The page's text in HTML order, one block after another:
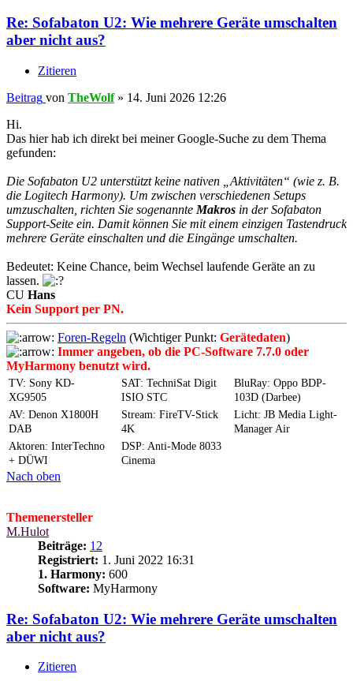
Re: Sofabaton U2: Wie mehrere Geräte umschalten
aber nicht aus?
Zitieren
Beitrag von TheWolf» 14. Juni 2026 12:26
Hi.
Das hier hab ich direkt bei meiner Google-Suche zu dem Thema
gefunden:
Die Sofabaton U2 unterstützt keine nativen „Aktivitäten“ (wie z. B.
die Logitech Harmony). Um zwischen verschiedenen Setups
umzuschalten, richten Sie sogenannte Makros in der Sofabaton
Support-Seite ein. Damit können Sie mit einem einzigen Tastendruck
mehrere Geräte einschalten und die Eingänge umschalten.
Bedeutet: Keine Chance, beim Wechsel laufende Geräte an zu
lassen.
CU Hans
Kein Support per PN.
Foren-Regeln (Wichtiger Punkt: Gerätedaten)
Immer angeben, ob die PC-Software 7.7.0 oder
MyHarmony benutzt wird.
TV: Sony KD-
XG9505
SAT: TechniSat Digit
ISIO STC
BluRay: Oppo BDP-
103D (Darbee)
AV: Denon X1800H
DAB
Stream: FireTV-Stick
4K
Licht: JB Media Light-
Manager Air
Aktoren: InterTechno
+ DÜWI
DSP: Anti-Mode 8033
Cinema
Nach oben
Themenersteller
M.Hulot
Beiträge: 12
Registriert: 1. Juni 2022 16:31
1. Harmony: 600
Software: MyHarmony
Re: Sofabaton U2: Wie mehrere Geräte umschalten
aber nicht aus?
Zitieren